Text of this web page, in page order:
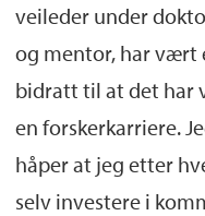
veileder under
og mentor, har vært
bidratt til at det har
en forskerkarriere.
håper at jeg etter
selv investere i